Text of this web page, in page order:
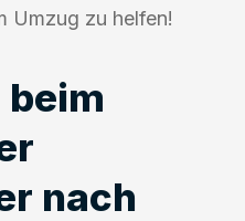
Umzug zu helfen!
beim
nach